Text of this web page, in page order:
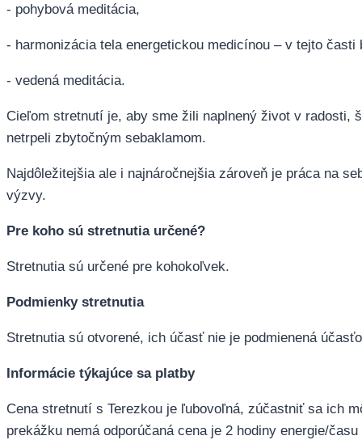
- pohybová meditácia,
- harmonizácia tela energetickou medicínou – v tejto
- vedená meditácia.
Cieľom stretnutí je, aby sme žili naplnený život v
netrpeli zbytočným sebaklamom.
Najdôležitejšia ale i najnáročnejšia zároveň je práca na
výzvy.
Pre koho sú stretnutia určené?
Stretnutia sú určené pre kohokoľvek.
Podmienky stretnutia
Stretnutia sú otvorené, ich účasť nie je podmienená
Informácie týkajúce sa platby
Cena stretnutí s Terezkou je ľubovoľná, zúčastniť sa ich
prekážku nemá odporúčaná cena je 2 hodiny energie/